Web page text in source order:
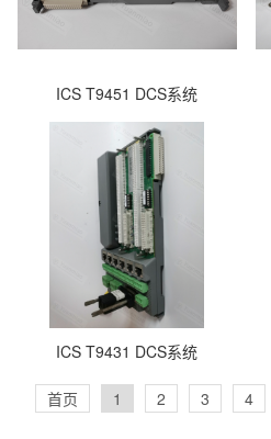
ICS T9451 DCS系统
ICS T9431 DCS系统
首页 1 2 3 4